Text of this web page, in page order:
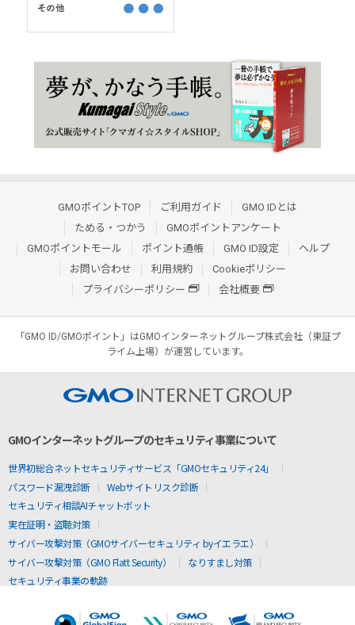
GMOポイントTOP ご利用ガイド
GMO IDとは
ためる・つかう
GMOポイントアンケート
GMOポイントモール
ポイント通帳 GMO ID設定
ヘルプ
お問い合わせ
利用規約
Cookieポリシー
プライバシーポリシー
会社概要
「GMO ID/GMOポイント」はGMOインターネットグループ株式会社（東証プ
ライム上場）が運営しています。
GMOインターネットグループのセキュリティ事業について
世界初総合ネットセキュリティサービス「GMOセキュリティ24」
パスワード漏洩診断
Webサイトリスク診断
セキュリティ相談AIチャットボット
実在証明・盗聴対策
サイバー攻撃対策（GMOサイバーセキュリティ byイエラエ）
サイバー攻撃対策（GMO Flatt Security）
なりすまし対策
セキュリティ事業の軌跡